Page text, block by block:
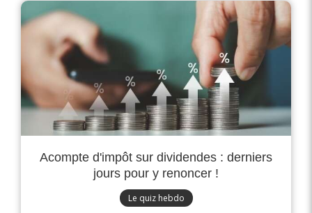
Acompte d'impôt sur dividendes : derniers
jours pour y renoncer !
Le quiz hebdo